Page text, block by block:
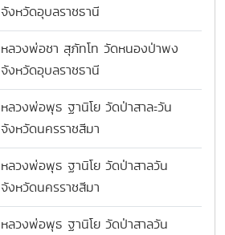
จังหวัดอุบลราชธานี
หลวงพ่อชา สุภัทโท วัดหนองป่าพง
จังหวัดอุบลราชธานี
หลวงพ่อพุธ ฐานิโย วัดป่าสาละวัน
จังหวัดนครราชสีมา
หลวงพ่อพุธ ฐานิโย วัดป่าสาลวัน
จังหวัดนครราชสีมา
หลวงพ่อพุธ ฐานิโย วัดป่าสาลวัน